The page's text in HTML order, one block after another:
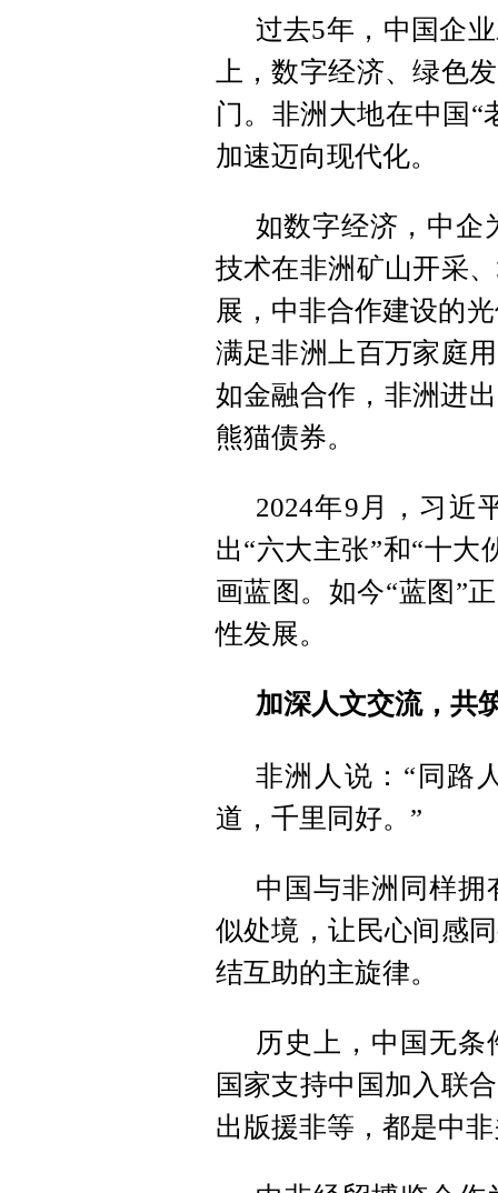
过去5年，中国企
上，数字经济、绿色
门。非洲大地在中国“
加速迈向现代化。
如数字经济，中企
技术在非洲矿山开采
展，中非合作建设的
满足非洲上百万家庭
如金融合作，非洲进
熊猫债券。
2024年9月，习近
出“六大主张”和“十
画蓝图。如今“蓝图”
性发展。
加深人文交流，共
非洲人说：“同路
道，千里同好。”
中国与非洲同样拥
似处境，让民心间感
结互助的主旋律。
历史上，中国无
国家支持中国加入联
出版援非等，都是中